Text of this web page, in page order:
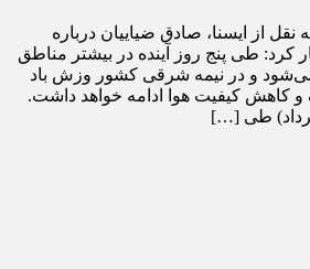
نقل از ایسنا، صادق ضیاییان درباره
طی پنج روز آینده در بیشتر مناطق
و در نیمه شرقی کشور وزش باد
و کاهش کیفیت هوا ادامه خواهد داشت.